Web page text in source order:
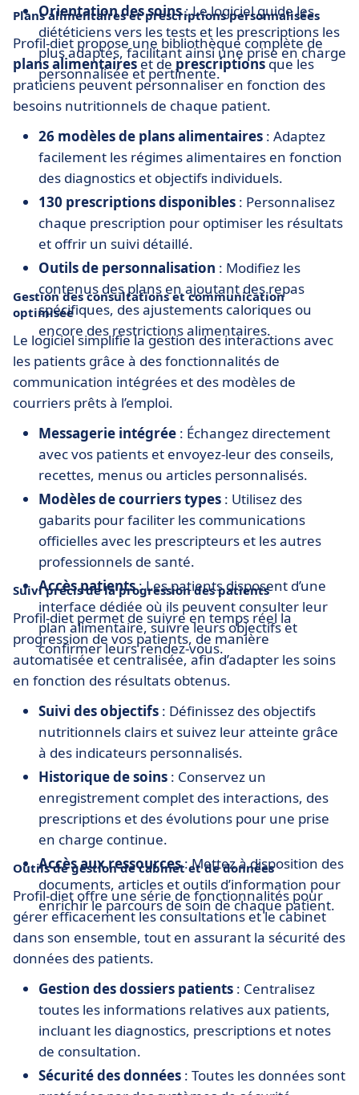
Orientation des soins: Le logiciel guide les
diététiciens vers les tests et les prescriptions les
plus adaptés, facilitant ainsi une prise en charge
personnalisée et pertinente.
Plans alimentaires et prescriptions personnalisées
Profil-diet propose une bibliothèque complète de
plans alimentaireset deprescriptionsque les
praticiens peuvent personnaliser en fonction des
besoins nutritionnels de chaque patient.
26 modèles de plans alimentaires : Adaptez
facilement les régimes alimentaires en fonction
des diagnostics et objectifs individuels.
130 prescriptions disponibles : Personnalisez
chaque prescription pour optimiser les résultats
et offrir un suivi détaillé.
Outils de personnalisation : Modifiez les
contenus des plans en ajoutant des repas
spécifiques, des ajustements caloriques ou
encore des restrictions alimentaires.
Gestion des consultations et communication
optimisée
Le logiciel simplifie la gestion des interactions avec
les patients grâce à des fonctionnalités de
communication intégrées et des modèles de
courriers prêts à l’emploi.
Messagerie intégrée : Échangez directement
avec vos patients et envoyez-leur des conseils,
recettes, menus ou articles personnalisés.
Modèles de courriers types : Utilisez des
gabarits pour faciliter les communications
officielles avec les prescripteurs et les autres
professionnels de santé.
Accès patients: Les patients disposent d’une
interface dédiée où ils peuvent consulter leur
plan alimentaire, suivre leurs objectifs et
confirmer leurs rendez-vous.
Suivi précis de la progression des patients
Profil-diet permet de suivre en temps réel la
progression de vos patients, de manière
automatisée et centralisée, afin d’adapter les soins
en fonction des résultats obtenus.
Suivi des objectifs : Définissez des objectifs
nutritionnels clairs et suivez leur atteinte grâce
à des indicateurs personnalisés.
Historique de soins : Conservez un
enregistrement complet des interactions, des
prescriptions et des évolutions pour une prise
en charge continue.
Accès aux ressources: Mettez à disposition des
documents, articles et outils d’information pour
enrichir le parcours de soin de chaque patient.
Outils de gestion de cabinet et de données
Profil-diet offre une série de fonctionnalités pour
gérer efficacement les consultations et le cabinet
dans son ensemble, tout en assurant la sécurité des
données des patients.
Gestion des dossiers patients : Centralisez
toutes les informations relatives aux patients,
incluant les diagnostics, prescriptions et notes
de consultation.
Sécurité des données : Toutes les données sont